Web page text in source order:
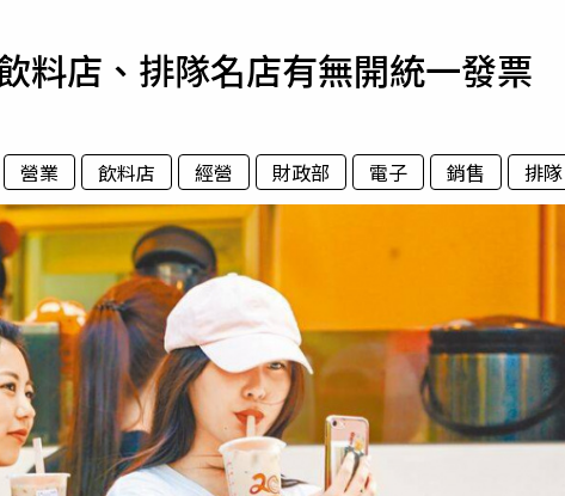
運勢
梅酒
料店、排隊名店有無開統一發票
營業 飲料店 經營 財政部 電子 銷售 排隊